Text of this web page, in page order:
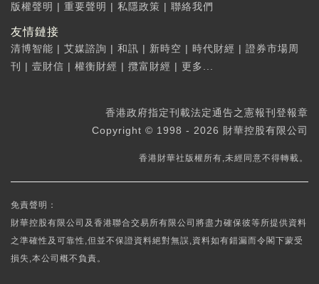
版權聲明 | 重要聲明 | 私隱政策 | 聯絡我們
友情鏈接
清博智能 | 艾媒諮詢 | 和訊 | 新時空 | 時代財經 | 證券市場周
刊
| 壹財信 | 權衡財經 | 攬富財經 | 更多...
香港政府指定刊載法定通告之憲報刊登報章
Copyright © 1998 - 2026 財華控股有限公司
香港財華社版權所有,未經同意不得轉載。
免責聲明：
財華控股有限公司及香港聯合交易所有限公司將盡力確保彼等所提供資料
之準確性及可靠性,但並不保證資料絕對無誤,資料如有錯漏而令閣下蒙受
損失,本公司概不負責。